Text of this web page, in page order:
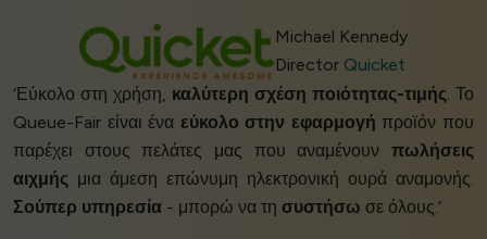
Michael Kennedy
Director Quicket
‘Εύκολο στη χρήση, καλύτερη σχέση ποιότητας-τιμής. Το
Queue-Fair είναι ένα εύκολο στην εφαρμογή προϊόν που
παρέχει στους πελάτες μας που αναμένουν πωλήσεις
αιχμής μια άμεση επώνυμη ηλεκτρονική ουρά αναμονής.
Σούπερ υπηρεσία - μπορώ να τη συστήσω σε όλους.’